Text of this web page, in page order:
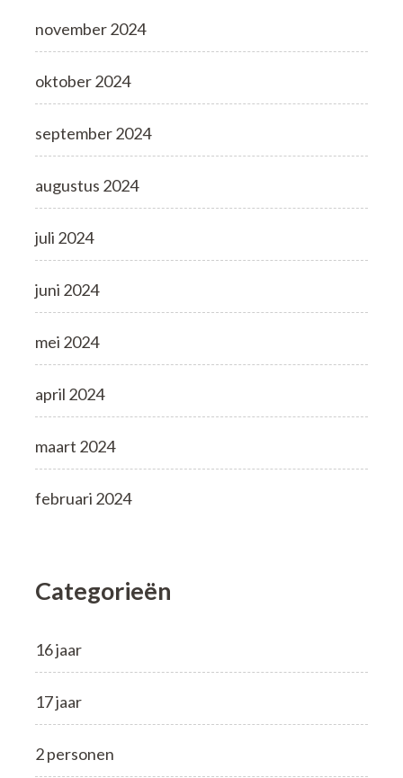
november 2024
oktober 2024
september 2024
augustus 2024
juli 2024
juni 2024
mei 2024
april 2024
maart 2024
februari 2024
Categorieën
16 jaar
17 jaar
2 personen